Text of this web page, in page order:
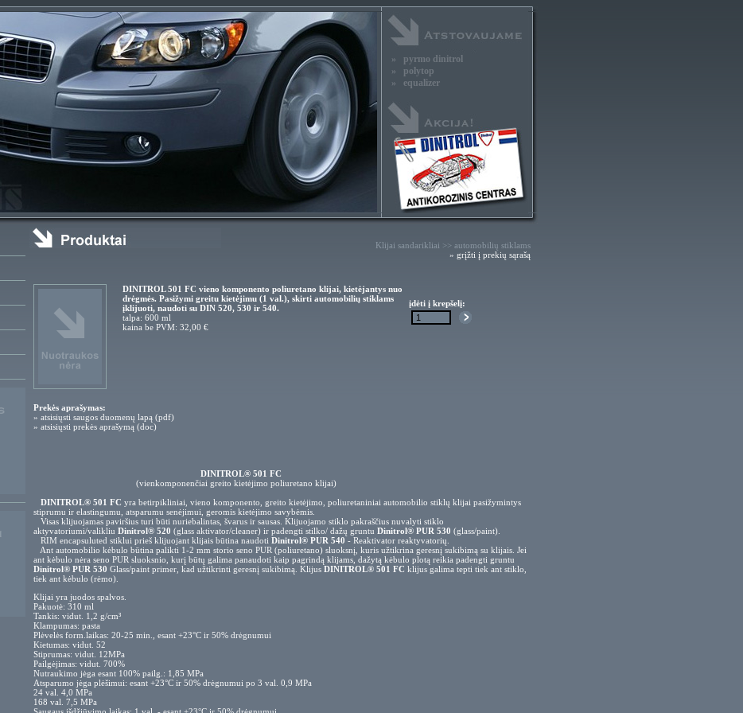
» pyrmo dinitrol
» polytop
» equalizer
Klijai sandarikliai >> automobilių stiklams
» grįžti į prekių sąrašą
DINITROL 501 FC vieno komponento poliuretano klijai, kietėjantys nuo
drėgmės. Pasižymi greitu kietėjimu (1 val.), skirti automobilių stiklams
įklijuoti, naudoti su DIN 520, 530 ir 540.
talpa: 600 ml
kaina be PVM: 32,00 €
įdėti į krepšelį:
Prekės aprašymas:
» atsisiųsti saugos duomenų lapą (pdf)
» atsisiųsti prekės aprašymą (doc)
DINITROL® 501 FC
(vienkomponenčiai greito kietėjimo poliuretano klijai)
DINITROL® 501 FC yra betirpikliniai, vieno komponento, greito kietėjimo, poliuretaniniai automobilio stiklų klijai pasižymintys
stiprumu ir elastingumu, atsparumu senėjimui, geromis kietėjimo savybėmis.
Visas klijuojamas paviršius turi būti nuriebalintas, švarus ir sausas. Klijuojamo stiklo pakraščius nuvalyti stiklo
aktyvatoriumi/valikliu Dinitrol® 520 (glass aktivator/cleaner) ir padengti stilko/ dažų gruntu Dinitrol® PUR 530 (glass/paint).
RIM encapsuluted stiklui prieš klijuojant klijais būtina naudoti Dinitrol® PUR 540 - Reaktivator reaktyvatorių.
Ant automobilio kėbulo būtina palikti 1-2 mm storio seno PUR (poliuretano) sluoksnį, kuris užtikrina geresnį sukibimą su klijais. Jei
ant kėbulo nėra seno PUR sluoksnio, kurį būtų galima panaudoti kaip pagrindą klijams, dažytą kėbulo plotą reikia padengti gruntu
Dinitrol® PUR 530 Glass/paint primer, kad užtikrinti geresnį sukibimą. Klijus DINITROL® 501 FC klijus galima tepti tiek ant stiklo,
tiek ant kėbulo (rėmo).
Klijai yra juodos spalvos.
Pakuotė: 310 ml
Tankis: vidut. 1,2 g/cm³
Klampumas: pasta
Plėvelės form.laikas: 20-25 min., esant +23°C ir 50% drėgnumui
Kietumas: vidut. 52
Stiprumas: vidut. 12MPa
Pailgėjimas: vidut. 700%
Nutraukimo jėga esant 100% pailg.: 1,85 MPa
Atsparumo jėga plėšimui: esant +23°C ir 50% drėgnumui po 3 val. 0,9 MPa
24 val. 4,0 MPa
168 val. 7,5 MPa